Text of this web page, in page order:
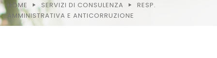
HOME SERVIZI DI CONSULENZA
RESP.
AMMINISTRATIVA E ANTICORRUZIONE